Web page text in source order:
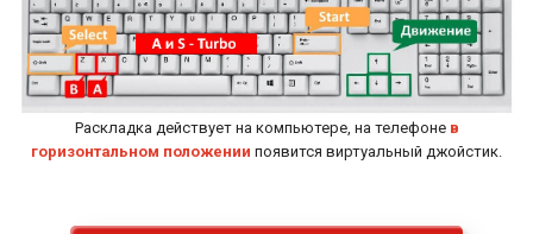
Раскладка действует на компьютере, на телефоне в
горизонтальном положении появится виртуальный джойстик.